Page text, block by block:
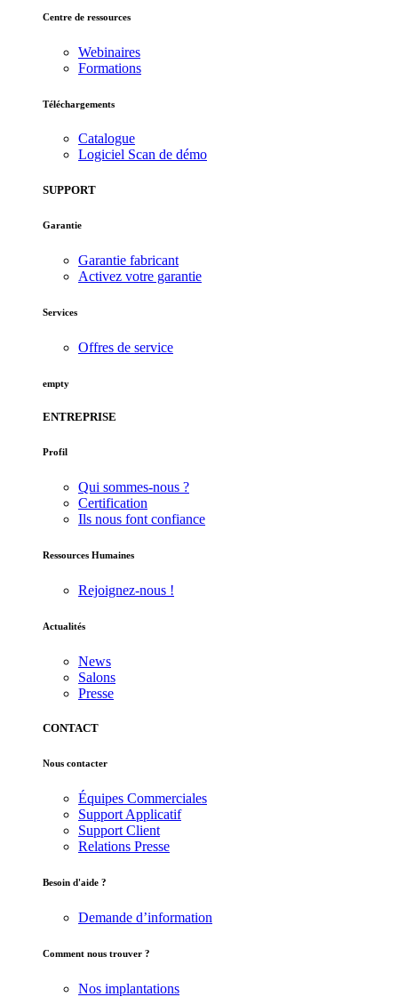
Centre de ressources
Webinaires
Formations
Téléchargements
Catalogue
Logiciel Scan de démo
SUPPORT
Garantie
Garantie fabricant
Activez votre garantie
Services
Offres de service
empty
ENTREPRISE
Profil
Qui sommes-nous ?
Certification
Ils nous font confiance
Ressources Humaines
Rejoignez-nous !
Actualités
News
Salons
Presse
CONTACT
Nous contacter
Équipes Commerciales
Support Applicatif
Support Client
Relations Presse
Besoin d'aide ?
Demande d’information
Comment nous trouver ?
Nos implantations